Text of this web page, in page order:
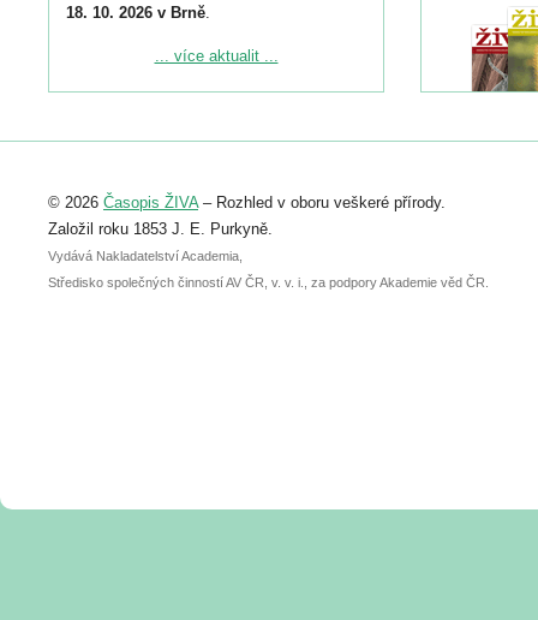
18. 10. 2026 v Brně.
Podrobnější informace ke konferenci
Registrovat se můžete do 6. září.
abstraktu přihlášené přednášky nebo
posteru je už 30. června.
... více aktualit ...
© 2026 Časopis ŽIVA– Rozhled v oboru veškeré přírody.
Založil roku 1853 J. E. Purkyně.
Vydává Nakladatelství Academia,
Středisko společných činností AV ČR, v. v. i., za podpory Akademie věd ČR.